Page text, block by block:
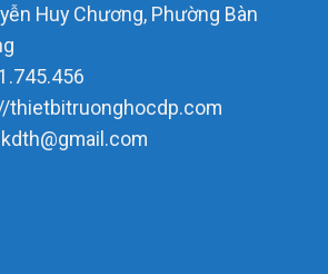
Huy Chương, Phường Bàn
thietbitruonghocdp.com